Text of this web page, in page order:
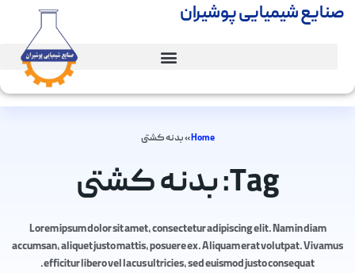
صنایع شیمیایی پوشیران
Home
»بدنه کشتی
Tag: بدنه کشتی
Lorem ipsum dolor sit amet, consectetur adipiscing elit. Nam in diam
accumsan, aliquet justo mattis, posuere ex. Aliquam erat volutpat. Vivamus
efficitur libero vel lacus ultricies, sed euismod justo consequat.